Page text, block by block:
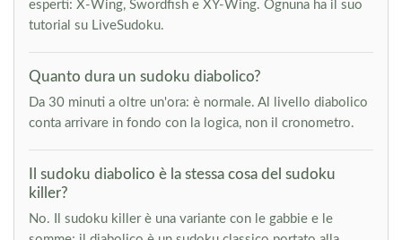
esperti: X-Wing, Swordfish e XY-Wing. Ognuna ha il suo
tutorial su LiveSudoku.
Quanto dura un sudoku diabolico?
Da 30 minuti a oltre un'ora: è normale. Al livello diabolico
conta arrivare in fondo con la logica, non il cronometro.
Il sudoku diabolico è la stessa cosa del sudoku
killer?
No. Il sudoku killer è una variante con le gabbie e le